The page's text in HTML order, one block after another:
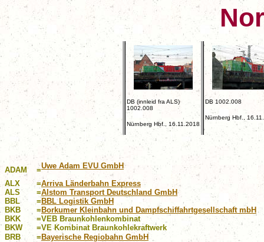
DB (innleid fra ALS)
1002.008
Nürnberg Hbf., 16.11.2018
DB 1002.008
Nürnberg Hbf.,
ADAM =Uwe Adam EVU GmbH
ALX
=Arriva Länderbahn Express
ALS
=Alstom Transport Deutschland GmbH
BBL
= BBL Logistik GmbH
BKB
= Borkumer Kleinbahn und Dampfschiffahrtgesellschaft mbH
BKK
=VEB Braunkohlenkombinat
BKW
=VE Kombinat Braunkohlekraftwerk
BRB
= Bayerische Regiobahn GmbH